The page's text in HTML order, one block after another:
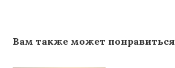
Вам также может понравиться